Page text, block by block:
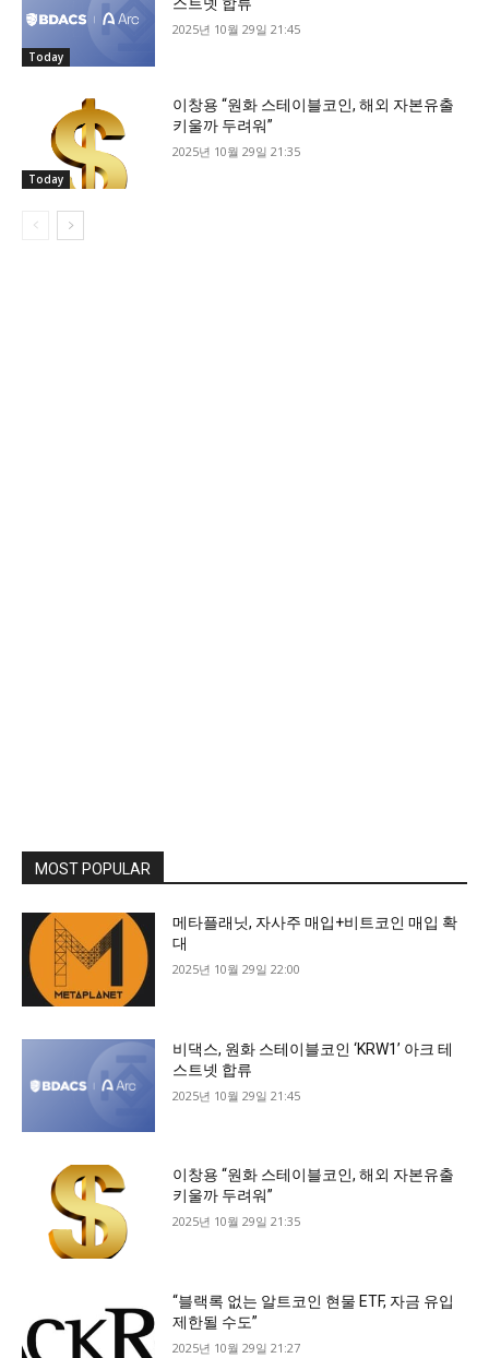
Today
스트넷 합류
2025년 10월 29일 21:45
Today
이창용 “원화 스테이블코인, 해외 자본유출
키울까 두려워”
2025년 10월 29일 21:35
MOST POPULAR
메타플래닛, 자사주 매입+비트코인 매입 확
대
2025년 10월 29일 22:00
비댁스, 원화 스테이블코인 ‘KRW1’ 아크 테
스트넷 합류
2025년 10월 29일 21:45
이창용 “원화 스테이블코인, 해외 자본유출
키울까 두려워”
2025년 10월 29일 21:35
“블랙록 없는 알트코인 현물 ETF, 자금 유입
제한될 수도”
2025년 10월 29일 21:27